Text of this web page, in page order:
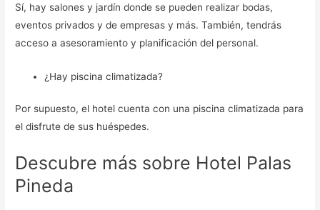
Sí, hay salones y jardín donde se pueden realizar bodas,
eventos privados y de empresas y más. También, tendrás
acceso a asesoramiento y planificación del personal.
¿Hay piscina climatizada?
Por supuesto, el hotel cuenta con una piscina climatizada para
el disfrute de sus huéspedes.
Descubre más sobre Hotel Palas
Pineda